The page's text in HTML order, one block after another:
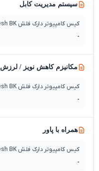
سیستم مدیریت کابل
کیس کامپیوتر دارک فلش DS900 Mesh BK
-
مکانیزم کاهش نویز / لرزش
کیس کامپیوتر دارک فلش DS900 Mesh BK
-
همراه با پاور
کیس کامپیوتر دارک فلش DS900 Mesh BK
-